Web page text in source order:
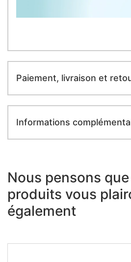
Paiement, livraison et
Informations
Nous pensons
produits vous
également